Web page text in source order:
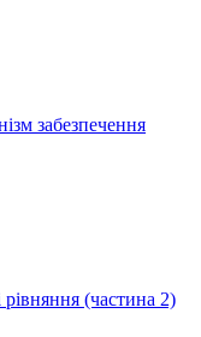
забезпечення
(частина 2)